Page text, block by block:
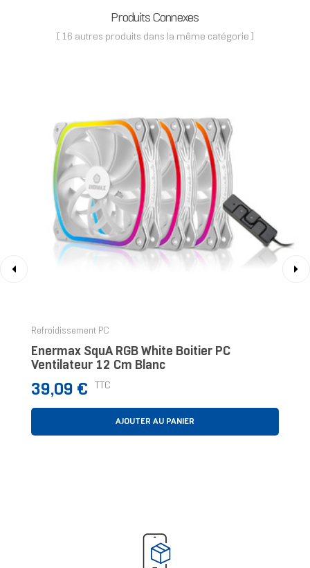
Produits Connexes
( 16 autres produits dans la même catégorie )
Refroidissement PC
Enermax SquA RGB White Boitier PC
Ventilateur 12 Cm Blanc
Prix
39,09 € TTC
AJOUTER AU PANIER